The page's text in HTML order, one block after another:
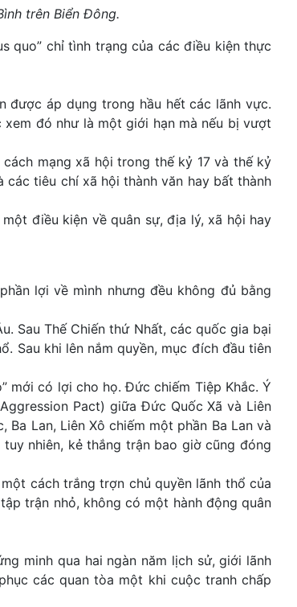
trên Biển Đông.
quo” chỉ tình trạng của các điều kiện thực
được áp dụng trong hầu hết các lãnh vực.
đó như là một giới hạn mà nếu bị vượt
mạng xã hội trong thế kỷ 17 và thế kỷ
các tiêu chí xã hội thành văn hay bất thành
điều kiện về quân sự, địa lý, xã hội hay
lợi về mình nhưng đều không đủ bằng
Sau Thế Chiến thứ Nhất, các quốc gia bại
Sau khi lên nắm quyền, mục đích đầu tiên
mới có lợi cho họ. Đức chiếm Tiệp Khắc. Ý
Pact) giữa Đức Quốc Xã và Liên
Lan, Liên Xô chiếm một phần Ba Lan và
nhiên, kẻ thắng trận bao giờ cũng đóng
cách trắng trợn chủ quyền lãnh thổ của
trận nhỏ, không có một hành động quân
minh qua hai ngàn năm lịch sử, giới lãnh
các quan tòa một khi cuộc tranh chấp